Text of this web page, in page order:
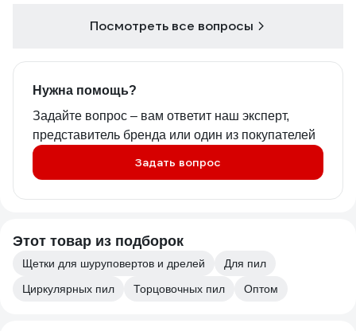
Посмотреть все вопросы
Нужна помощь?
Задайте вопрос – вам ответит наш эксперт,
представитель бренда или один из покупателей
Задать вопрос
Этот товар из подборок
Щетки для шуруповертов и дрелей
Для пил
Циркулярных пил
Торцовочных пил Оптом